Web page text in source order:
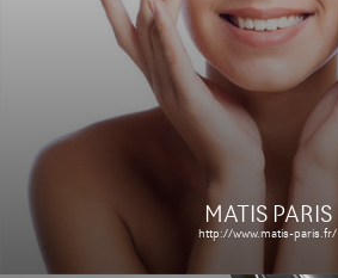
MATIS PARIS
http://www.matis-paris.fr/
Étude de cas